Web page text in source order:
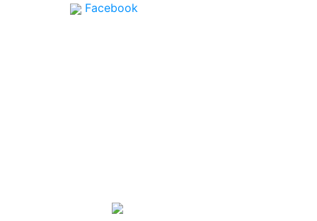
Facebook